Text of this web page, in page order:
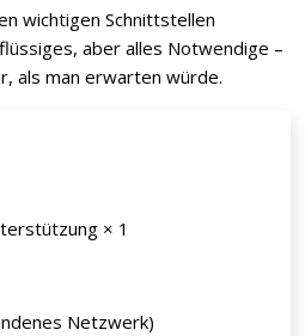
wichtigen Schnittstellen
aber alles Notwendige –
als man erwarten würde.
× 1
Netzwerk)